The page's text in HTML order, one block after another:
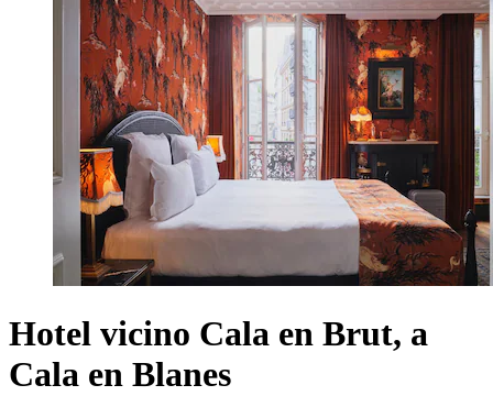
Hotel vicino Cala en Brut, a
Cala en Blanes